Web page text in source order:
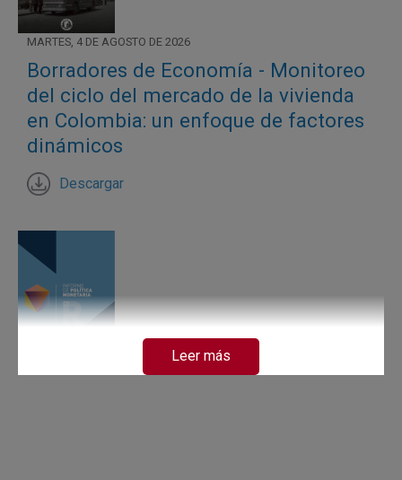
MARTES, 4 DE AGOSTO DE 2026
Borradores de Economía - Monitoreo
del ciclo del mercado de la vivienda
en Colombia: un enfoque de factores
dinámicos
Descargar
MARTES, 4 DE AGOSTO DE 2026
Leer más